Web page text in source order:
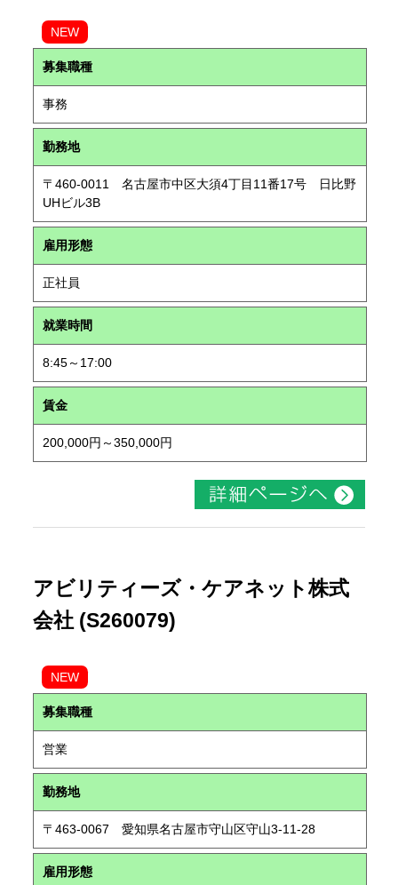
NEW
募集職種
事務
勤務地
〒460-0011 名古屋市中区大須4丁目11番17号 日比野
UHビル3B
雇用形態
正社員
就業時間
8:45～17:00
賃金
200,000円～350,000円
アビリティーズ・ケアネット株式
会社 (S260079)
NEW
募集職種
営業
勤務地
〒463-0067 愛知県名古屋市守山区守山3-11-28
雇用形態